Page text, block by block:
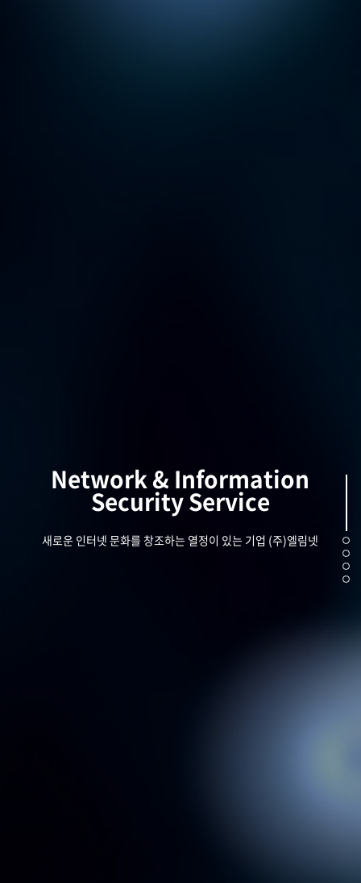
Network & Information
Security Service
새로운 인터넷 문화를 창조하는 열정이 있는 기업 (주)엘림넷